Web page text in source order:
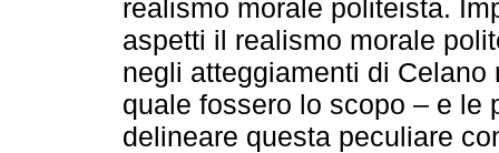
realismo morale politeista.
aspetti il realismo morale
negli atteggiamenti di
quale fossero lo scopo – e le
delineare questa peculiare